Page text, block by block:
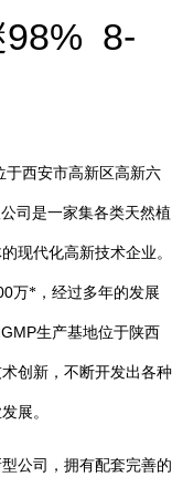
98% 8-
于西安市高新区高新六
司是一家集各类天然植
现代化高新技术企业。
万*，经过多年的发展
GMP生产基地位于陕西
创新，不断开发出各种
展。
公司，拥有配套完善的